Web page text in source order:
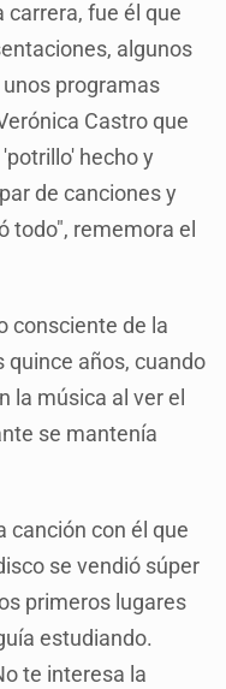
fue él que
algunos
programas
Castro que
hecho y
de canciones y
todo", rememora el
consciente de la
quince años, cuando
la música al ver el
se mantenía
canción con él que
se vendió súper
primeros lugares
estudiando.
te interesa la